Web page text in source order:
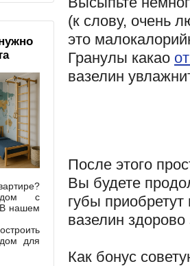
(к слову, очень
это
Гранулы какао
вазелин
После этого
Вы будете
губы
вазелин
Как бонус
с
нашем
для